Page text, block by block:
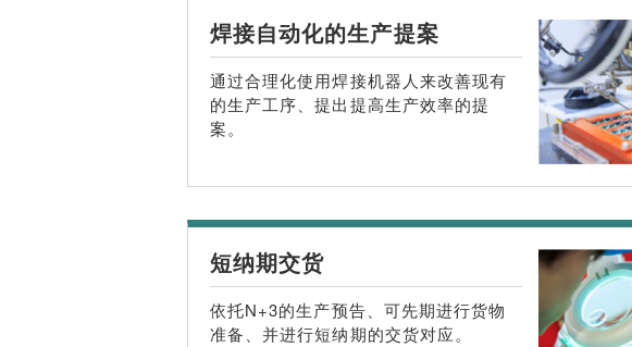
焊接自动化的生产提案
通过合理化使用焊接机器人来改善现有
的生产工序、提出提高生产效率的提
案。
短纳期交货
依托N+3的生产预告、可先期进行货物
准备、并进行短纳期的交货对应。